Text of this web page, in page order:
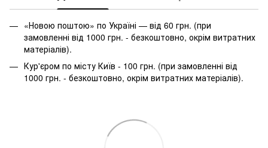
«Новою поштою» по Україні — від 60 грн. (при
замовленні від 1000 грн. - безкоштовно, окрім витратних
матеріалів).
Кур'єром по місту Київ - 100 грн. (при замовленні від
1000 грн. - безкоштовно, окрім витратних матеріалів).